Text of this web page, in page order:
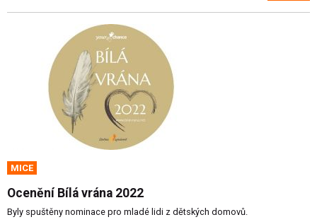
MICE
Ocenění Bílá vrána 2022
Byly spuštěny nominace pro mladé lidi z dětských domovů.